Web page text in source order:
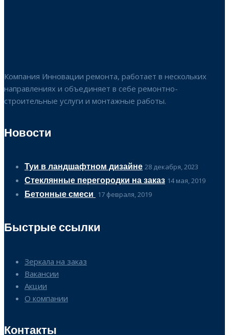
Компания Инновации ремонта, работает в нескольких
направлениях и объединяет в себе ремонтно-
строительные услуги и монтажные работы.
Новости
Туи в ландшафтном дизайне 28 декабря, 2023
Стеклянные перегородки на заказ 14 мая, 2019
Бетонные смеси 17 февраля, 2019
Быстрые ссылки
Зеркала на заказ
Вакансии
Акции
О компании
Контакты